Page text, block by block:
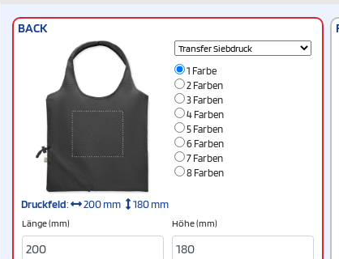
BACK
1 Farbe
2 Farben
3 Farben
4 Farben
5 Farben
6 Farben
7 Farben
8 Farben
Druckfeld: 200 mm 180 mm
Länge (mm) Höhe (mm)